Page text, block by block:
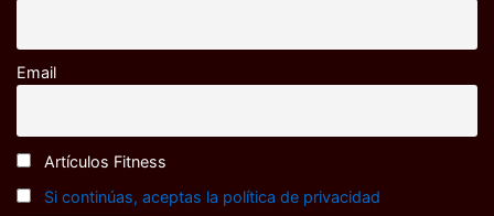
Email
Artículos Fitness
Si continúas, aceptas la política de privacidad